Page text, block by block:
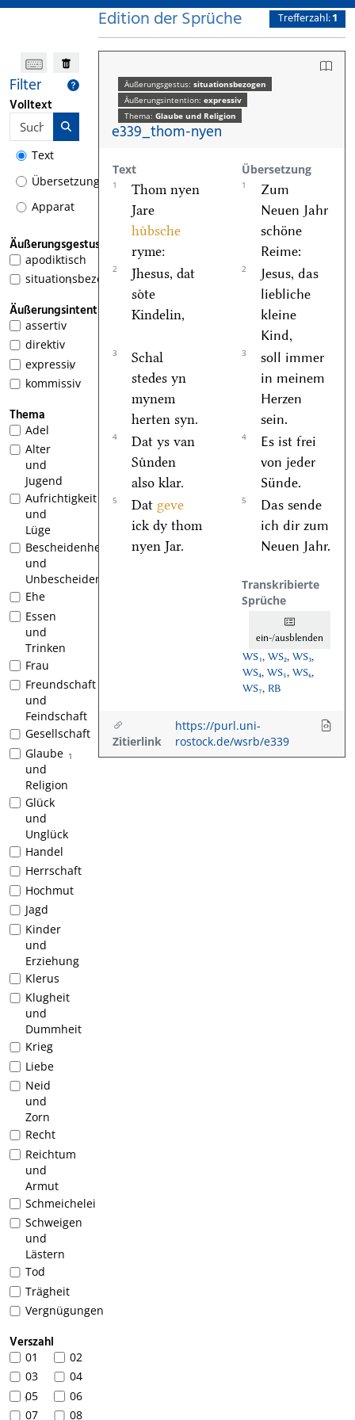
Filter
Volltext
Text
Übersetzung
Apparat
Äußerungsgestus
apodiktisch
1
situationsbezogen
Äußerungsintention
assertiv
direktiv
1
expressiv
kommissiv
Thema
Adel
Alter
und
Jugend
Aufrichtigkeit
und
Lüge
Bescheidenheit
und
Unbescheidenheit
Ehe
Essen
und
Trinken
Frau
Freundschaft
und
Feindschaft
Gesellschaft
1
Glaube
und
Religion
Glück
und
Unglück
Handel
Herrschaft
Hochmut
Jagd
Kinder
und
Erziehung
Klerus
Klugheit
und
Dummheit
Krieg
Liebe
Neid
und
Zorn
Recht
Reichtum
und
Armut
Schmeichelei
Schweigen
und
Lästern
Tod
Trägheit
Vergnügungen
Verszahl
01
02
03
04
105
06
07
08
Edition der Sprüche Trefferzahl:1
Äußerungsgestus: situationsbezogen
Äußerungsintention: expressiv
Thema: Glaube und Religion
e339_thom-nyen
Text Übersetzung
1
Thom nyen
Jare
huͤbsche
ryme:
1
Zum
Neuen Jahr
schöne
Reime:
2
Jhesus, dat
soͤte
Kindelin,
2
Jesus, das
liebliche
kleine
Kind,
3
Schal
stedes yn
mynem
herten syn.
3
soll immer
in meinem
Herzen
sein.
4
Dat ys van
Suͤnden
also klar.
4
Es ist frei
von jeder
Sünde.
5 Dat geve
ick dy thom
nyen Jar.
5
Das sende
ich dir zum
Neuen Jahr.
Transkribierte
Sprüche
ein-/ausblenden
WS₁, WS₂, WS₃,
WS₄, WS₅, WS₆,
WS₇, RB
Zitierlink
https://purl.uni-
rostock.de/wsrb/e339